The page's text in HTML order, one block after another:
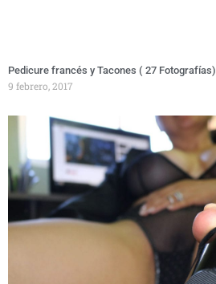
Pedicure francés y Tacones ( 27 Fotografías)
9 febrero, 2017